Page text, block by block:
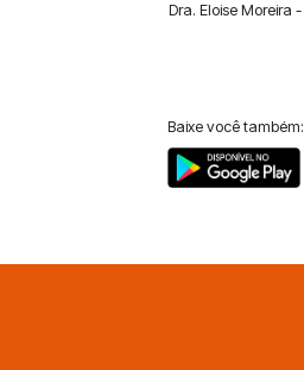
Dra. Eloise Moreira -
Baixe você também: